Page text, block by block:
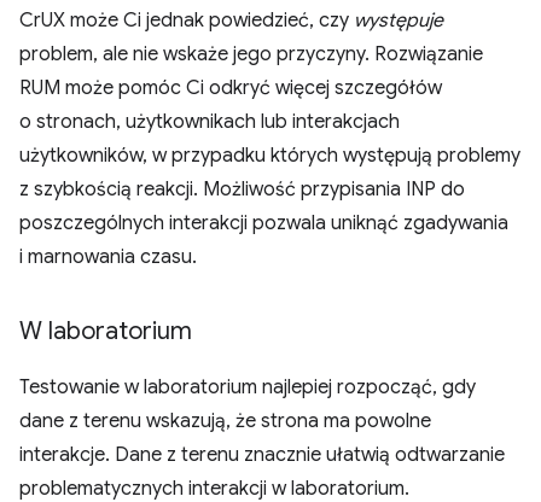
CrUX może Ci jednak powiedzieć, czy występuje
problem, ale nie wskaże jego przyczyny. Rozwiązanie
RUM może pomóc Ci odkryć więcej szczegółów
o stronach, użytkownikach lub interakcjach
użytkowników, w przypadku których występują problemy
z szybkością reakcji. Możliwość przypisania INP do
poszczególnych interakcji pozwala uniknąć zgadywania
i marnowania czasu.
W laboratorium
Testowanie w laboratorium najlepiej rozpocząć, gdy
dane z terenu wskazują, że strona ma powolne
interakcje. Dane z terenu znacznie ułatwią odtwarzanie
problematycznych interakcji w laboratorium.